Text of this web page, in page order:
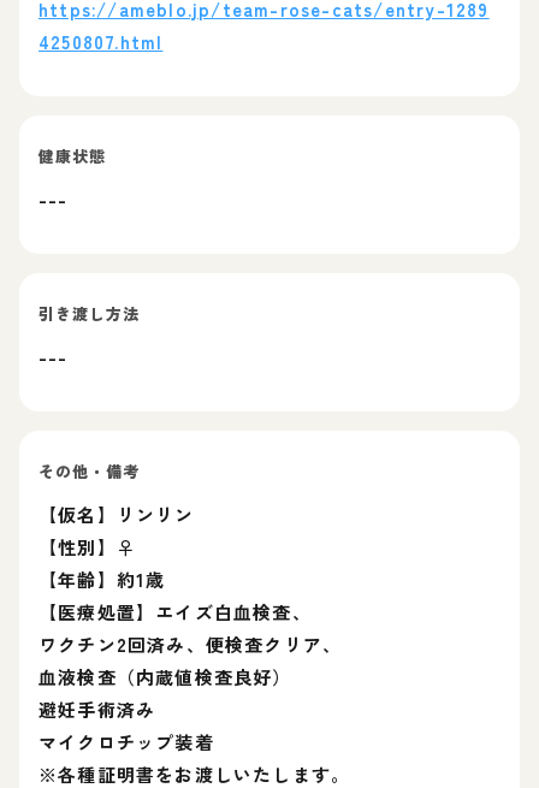
https://ameblo.jp/team-rose-cats/entry-1289
4250807.html
健康状態
---
引き渡し方法
---
その他・備考
【仮名】リンリン
【性別】♀
【年齢】約1歳
【医療処置】エイズ白血検査、
ワクチン2回済み、便検査クリア、
血液検査（内蔵値検査良好）
避妊手術済み
マイクロチップ装着
※各種証明書をお渡しいたします。